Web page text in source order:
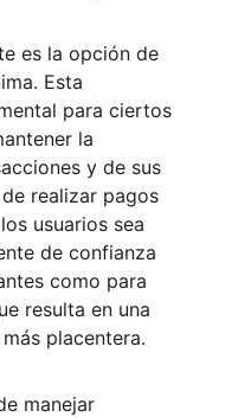
es la opción de
Esta
para ciertos
la
y de sus
realizar pagos
usuarios sea
de confianza
como para
resulta en una
placentera.
manejar